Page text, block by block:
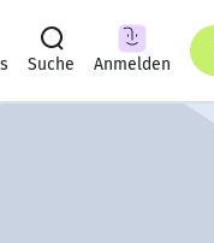
Suche Anmelden